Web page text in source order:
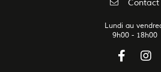
Contact
Lundi au
9h00 - 18h00